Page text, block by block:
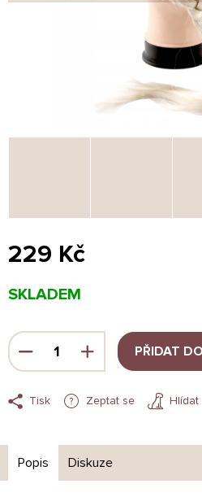
229 Kč
cena:
SKLADEM
PŘIDAT
Tisk Zeptat se Hlídat
Popis Diskuze